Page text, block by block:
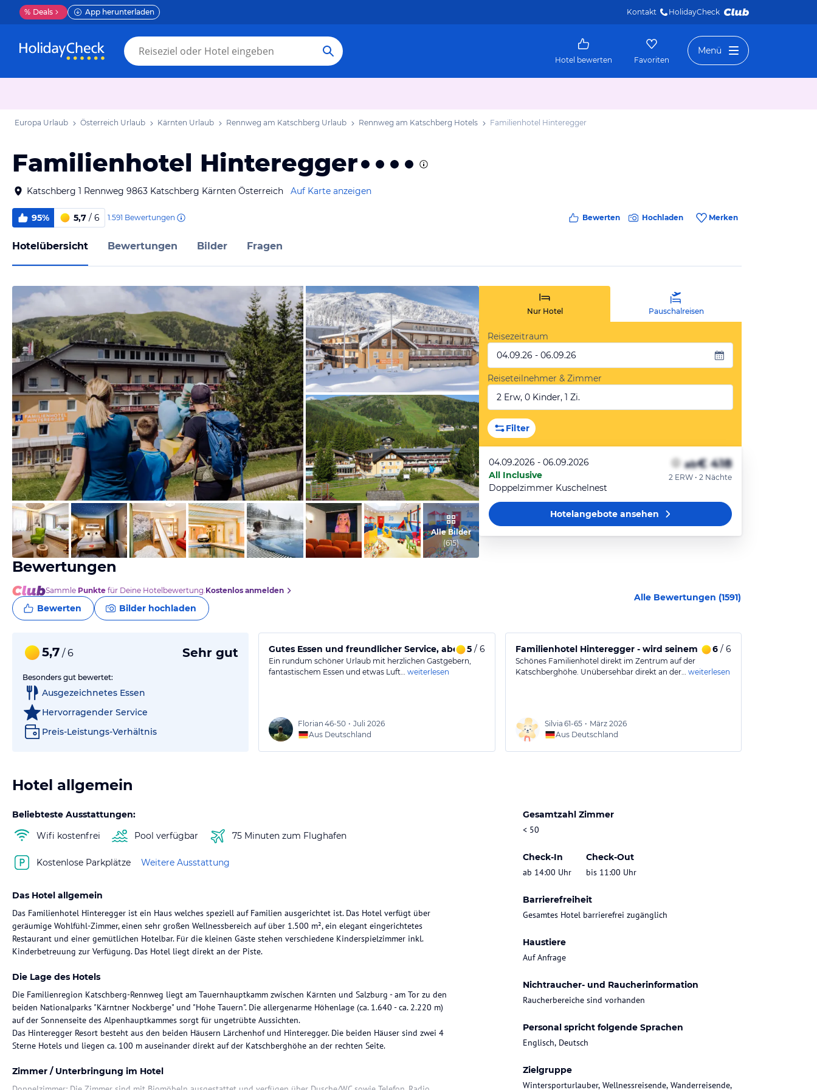
% Deals App herunterladen Kontakt HolidayCheck
Hotel bewerten Favoriten
Menü
Europa Urlaub Österreich Urlaub Kärnten Urlaub Rennweg am Katschberg Urlaub Rennweg am Katschberg Hotels Familienhotel Hinteregger
Familienhotel Hinteregger
Katschberg 1 Rennweg 9863 Katschberg Kärnten Österreich Auf Karte anzeigen
95% 5,7 / 6 1.591 Bewertungen Bewerten Hochladen Merken
Hotelübersicht Bewertungen Bilder Fragen
vom Hotelier, Mai 2023
vom Hotelier, November 2021
vom Hotelier, Juli 2013
Alle Bilder
(615)
Nur Hotel Pauschalreisen
Reisezeitraum
04.09.26 - 06.09.26
Reiseteilnehmer & Zimmer
2 Erw, 0 Kinder, 1 Zi.
Filter
04.09.2026 - 06.09.2026
All Inclusive
Doppelzimmer Kuschelnest
ab€ 418
2 ERW • 2 Nächte
Hotelangeboteansehen
Bewertungen
Sammle Punkte für Deine Hotelbewertung.Kostenlos anmelden
Bewerten Bilder hochladen
Alle Bewertungen (1591)
5,7 / 6 Sehr gut
Besonders gut bewertet:
Ausgezeichnetes Essen
Hervorragender Service
Preis-Leistungs-Verhältnis
Gutes Essen und freundlicher Service, aber etwas Verbesserung nötig
5/ 6
Ein rundum schöner Urlaub mit herzlichen Gastgebern,
fantastischem Essen und etwas Luft… weiterlesen
Florian 46-50 • Juli 2026
Aus Deutschland
Familienhotel Hinteregger - wird seinem Namen absolut gerecht,
6/ 6
Schönes Familienhotel direkt im Zentrum auf der
Katschberghöhe. Unübersehbar direkt an der… weiterlesen
Silvia 61-65 • März 2026
Aus Deutschland
Hotel allgemein
Beliebteste Ausstattungen:
Wifi kostenfrei
Pool verfügbar 75 Minuten zum Flughafen
Kostenlose Parkplätze Weitere Ausstattung
Gesamtzahl Zimmer
< 50
Check-In
ab 14:00 Uhr
Check-Out
bis 11:00 Uhr
Barrierefreiheit
Gesamtes Hotel barrierefrei zugänglich
Haustiere
Auf Anfrage
Nichtraucher- und Raucherinformation
Raucherbereiche sind vorhanden
Personal spricht folgende Sprachen
Englisch, Deutsch
Zielgruppe
Wintersporturlauber, Wellnessreisende, Wanderreisende,
Das Hotel allgemein
Das Familienhotel Hinteregger ist ein Haus welches speziell auf Familien ausgerichtet ist. Das Hotel verfügt über
geräumige Wohlfühl-Zimmer, einen sehr großen Wellnessbereich auf über 1.500 m², ein elegant eingerichtetes
Restaurant und einer gemütlichen Hotelbar. Für die kleinen Gäste stehen verschiedene Kinderspielzimmer inkl.
Kinderbetreuung zur Verfügung. Das Hotel liegt direkt an der Piste.
Die Lage des Hotels
Die Familienregion Katschberg-Rennweg liegt am Tauernhauptkamm zwischen Kärnten und Salzburg - am Tor zu den
beiden Nationalparks "Kärntner Nockberge" und "Hohe Tauern". Die allergenarme Höhenlage (ca. 1.640 - ca. 2.220 m)
auf der Sonnenseite des Alpenhauptkammes sorgt für ungetrübte Aussichten.
Das Hinteregger Resort besteht aus den beiden Häusern Lärchenhof und Hinteregger. Die beiden Häuser sind zwei 4
Zimmer / Unterbringung im Hotel